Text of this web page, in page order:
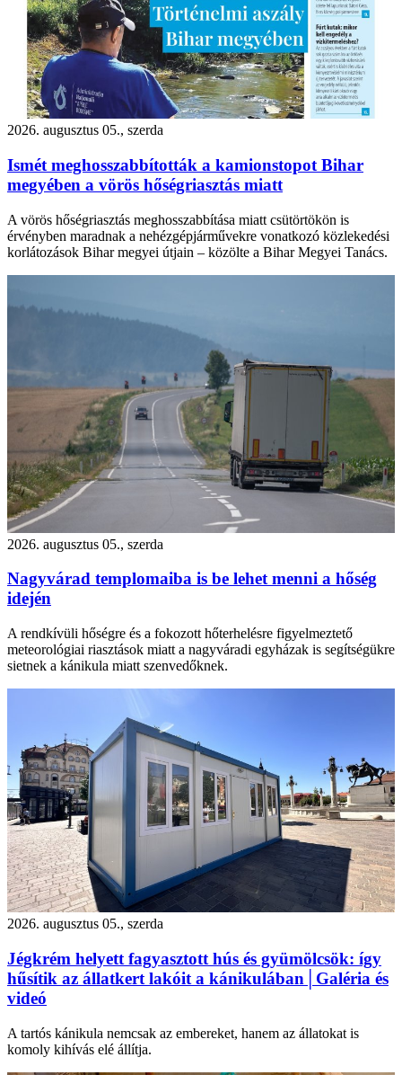
2026. augusztus 05., szerda
Ismét meghosszabbították a kamionstopot Bihar
megyében a vörös hőségriasztás miatt
A vörös hőségriasztás meghosszabbítása miatt csütörtökön is
érvényben maradnak a nehézgépjárművekre vonatkozó közlekedési
korlátozások Bihar megyei útjain – közölte a Bihar Megyei Tanács.
2026. augusztus 05., szerda
Nagyvárad templomaiba is be lehet menni a hőség
idején
A rendkívüli hőségre és a fokozott hőterhelésre figyelmeztető
meteorológiai riasztások miatt a nagyváradi egyházak is segítségükre
sietnek a kánikula miatt szenvedőknek.
2026. augusztus 05., szerda
Jégkrém helyett fagyasztott hús és gyümölcsök: így
hűsítik az állatkert lakóit a kánikulában│Galéria és
videó
A tartós kánikula nemcsak az embereket, hanem az állatokat is
komoly kihívás elé állítja.